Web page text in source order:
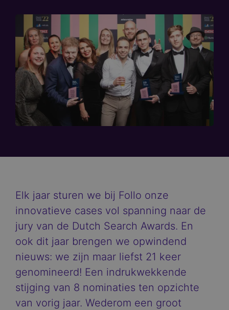
Elk jaar sturen we bij Follo onze
innovatieve cases vol spanning naar de
jury van de Dutch Search Awards. En
ook dit jaar brengen we opwindend
nieuws: we zijn maar liefst 21 keer
genomineerd! Een indrukwekkende
stijging van 8 nominaties ten opzichte
van vorig jaar. Wederom een groot